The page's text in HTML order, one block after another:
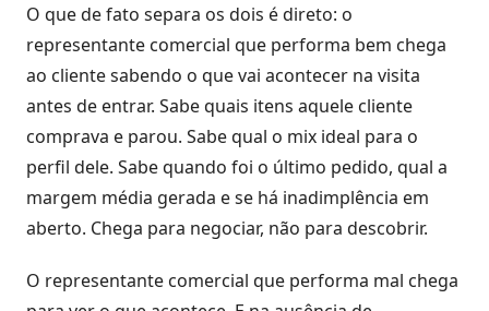
Prospecção
de
Leads
Gestão
de
de
O que de fato separa os dois é direto: o
representante comercial que performa bem chega
ao cliente sabendo o que vai acontecer na visita
antes de entrar. Sabe quais itens aquele cliente
comprava e parou. Sabe qual o mix ideal para o
perfil dele. Sabe quando foi o último pedido, qual a
margem média gerada e se há inadimplência em
aberto. Chega para negociar, não para descobrir.
O representante comercial que performa mal chega